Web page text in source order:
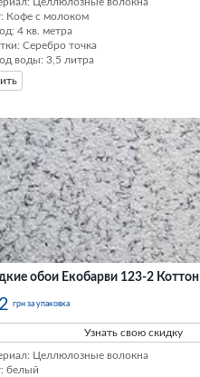
Кофе с молоком
4 кв. метра
Серебро точка
воды: 3,5 литра
обои Екобарви 123-2 Коттон
грн за упаковка
Узнать свою скидку
Целлюлозные волокна
белый